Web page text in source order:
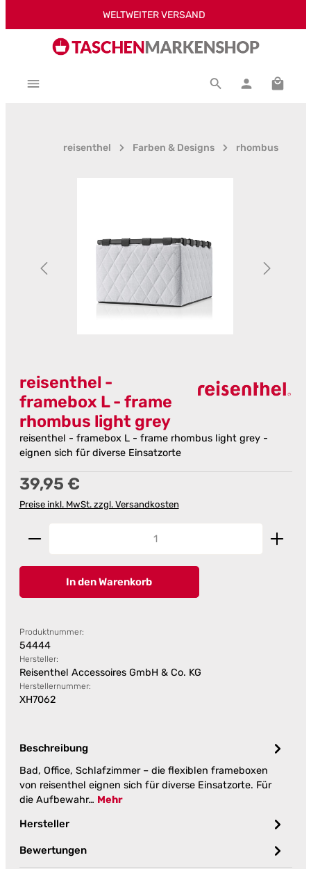
Zum Hauptinhalt springenWELTWEITER VERSAND
reisenthel Farben & Designs rhombus
reisenthel -
framebox L - frame
rhombus light grey
reisenthel - framebox L - frame rhombus light grey -
eignen sich für diverse Einsatzorte
Regulärer Preis:
39,95 €
Preise inkl. MwSt. zzgl. Versandkosten
Produkt Anzahl: Gib den gewünschten Wert ein
In den Warenkorb
Produktnummer:
54444
Hersteller:
Reisenthel Accessoires GmbH & Co. KG
Herstellernummer:
XH7062
Beschreibung
Bad, Office, Schlafzimmer – die flexiblen frameboxen
von reisenthel eignen sich für diverse Einsatzorte. Für
die Aufbewahr… Mehr
Hersteller
Bewertungen